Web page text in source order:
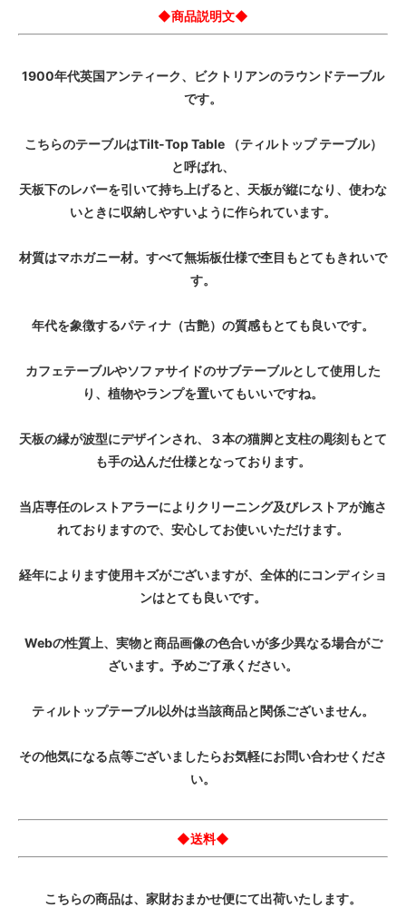
◆商品説明文◆
1900年代英国アンティーク、ビクトリアンのラウンドテーブル
です。
こちらのテーブルはTilt-Top Table （ティルトップ テーブル）
と呼ばれ、
天板下のレバーを引いて持ち上げると、天板が縦になり、使わな
いときに収納しやすいように作られています。
材質はマホガニー材。すべて無垢板仕様で杢目もとてもきれいで
す。
年代を象徴するパティナ（古艶）の質感もとても良いです。
カフェテーブルやソファサイドのサブテーブルとして使用した
り、植物やランプを置いてもいいですね。
天板の縁が波型にデザインされ、３本の猫脚と支柱の彫刻もとて
も手の込んだ仕様となっております。
当店専任のレストアラーによりクリーニング及びレストアが施さ
れておりますので、安心してお使いいただけます。
経年によります使用キズがございますが、全体的にコンディショ
ンはとても良いです。
Webの性質上、実物と商品画像の色合いが多少異なる場合がご
ざいます。予めご了承ください。
ティルトップテーブル以外は当該商品と関係ございません。
その他気になる点等ございましたらお気軽にお問い合わせくださ
い。
◆送料◆
こちらの商品は、家財おまかせ便にて出荷いたします。